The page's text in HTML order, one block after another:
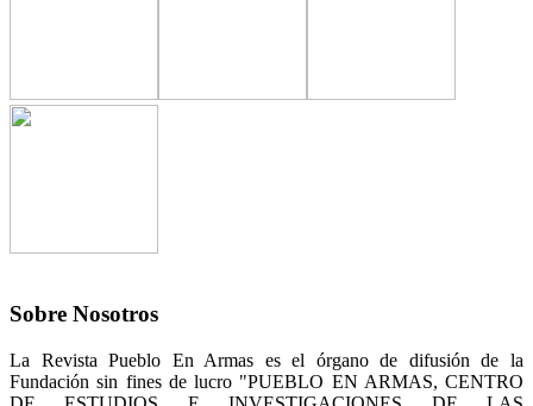
Sobre Nosotros
La Revista Pueblo En Armas es el órgano de difusión de la
Fundación sin fines de lucro "PUEBLO EN ARMAS, CENTRO